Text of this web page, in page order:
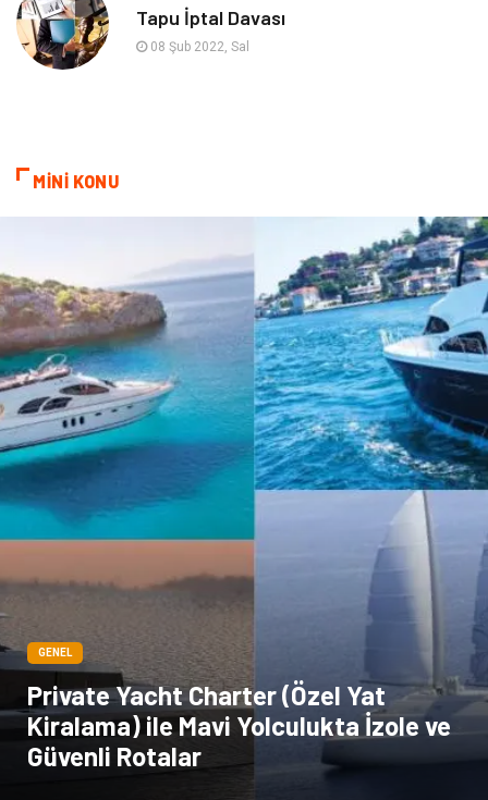
Güzellik
Tapu İptal Davası
08 Şub 2022, Sal
MİNİ KONU
GENEL
Private Yacht Charter (Özel Yat
Kiralama) ile Mavi Yolculukta İzole ve
Güvenli Rotalar